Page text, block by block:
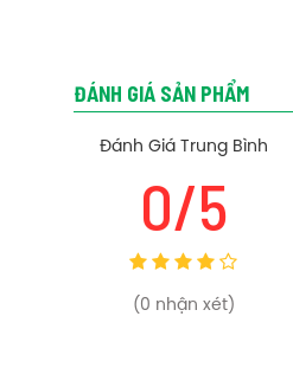
Thông số kỹ thuật chậu
Kích thước: Rộng
Thiết kế: Treo tường,
Chất liệu: Sứ vệ sinh
ĐÁNH GIÁ SẢN PHẨM
Đánh Giá Trung Bình
0/5
( 0 nhận xét)